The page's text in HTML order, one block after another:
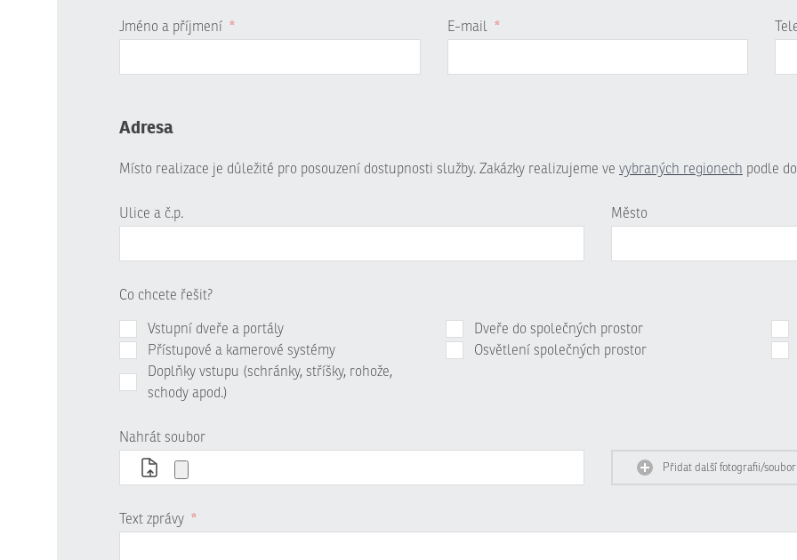
Jméno a příjmení * E-mail *
Adresa
Místo realizace je důležité pro posouzení dostupnosti služby. Zakázky realizujeme ve vybraných regionech podle
Ulice a č.p. Město
Co chcete řešit?
Vstupní dveře a portály
Dveře do společných prostor
Přístupové a kamerové systémy
Osvětlení společných prostor
Doplňky vstupu (schránky, stříšky, rohože,
schody apod.)
Nahrát soubor
Přidat další fotografii/soubor
Text zprávy *